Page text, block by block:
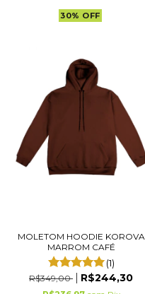
30% OFF
MOLETOM HOODIE KOROVA
MARROM CAFÉ
(1)
R$349,00 R$244,30